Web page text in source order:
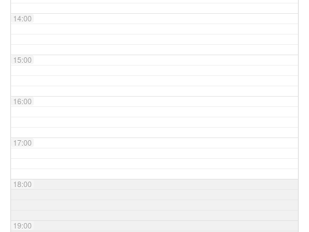
14:00
15:00
16:00
17:00
18:00
19:00